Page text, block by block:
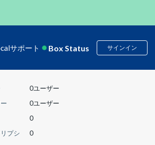
サポート Box Status サインイン
0ユーザー
0ユーザー
0
プシ
0